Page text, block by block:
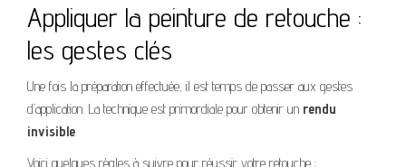
Appliquer la peinture de retouche :
les gestes clés
Une fois la préparation effectuée, il est temps de passer aux gestes
d’application. La technique est primordiale pour obtenir un rendu
invisible.
Voici quelques règles à suivre pour réussir votre retouche :